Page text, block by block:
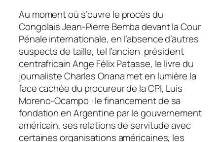
Au moment où s’ouvre le procès du
Congolais Jean-Pierre Bemba devant la Cour
Pénale internationale, en l’absence d’autres
suspects de taille, tel l’ancien président
centrafricain Ange Félix Patasse, le livre du
journaliste Charles Onana met en lumière la
face cachée du procureur de la CPI, Luis
Moreno-Ocampo : le financement de sa
fondation en Argentine par le gouvernement
américain, ses relations de servitude avec
certaines organisations américaines, les